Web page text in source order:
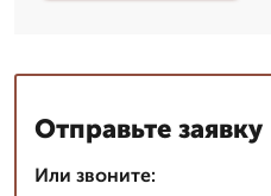
Отправьте заявку
Или звоните: